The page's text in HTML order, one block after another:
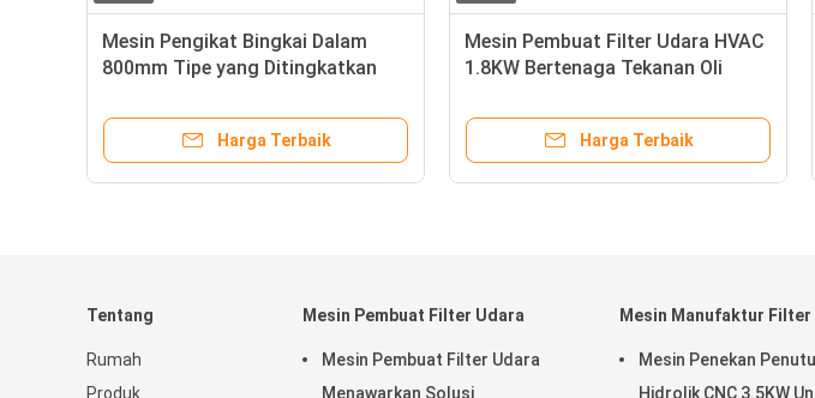
Mesin Pengikat Bingkai Dalam
800mm Tipe yang Ditingkatkan
Harga Terbaik
Mesin Pembuat Filter Udara HVAC
1.8KW Bertenaga Tekanan Oli
Harga Terbaik
Tentang
Rumah
Produk
Mesin Pembuat Filter Udara
Mesin Pembuat Filter Udara
Menawarkan Solusi
Mesin Manufaktur Filter
Mesin Penekan
Hidrolik CNC 3.5KW